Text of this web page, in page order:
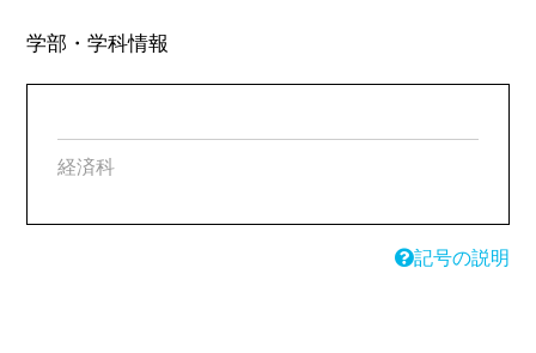
学部・学科情報
経済科
記号の説明